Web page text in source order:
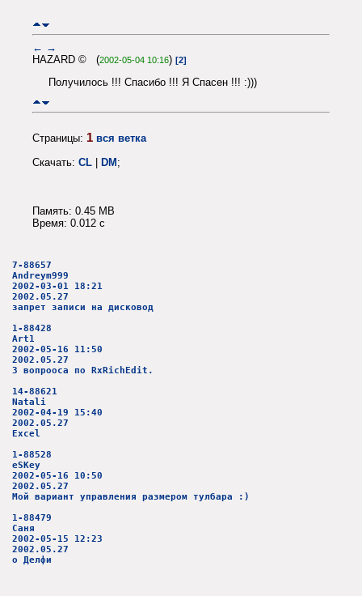
← →
HAZARD © (2002-05-04 10:16) [2]
Получилось !!! Спасибо !!! Я Спасен !!! :)))
Страницы: 1 вся ветка
Скачать: CL | DM;
Память: 0.45 MB
Время: 0.012 c
7-88657
Andreym999
2002-03-01 18:21
2002.05.27
запрет записи на дисковод
1-88428
Art1
2002-05-16 11:50
2002.05.27
3 вопрооса по RxRichEdit.
14-88621
Natali
2002-04-19 15:40
2002.05.27
Excel
1-88528
eSKey
2002-05-16 10:50
2002.05.27
Мой вариант управления размером тулбара :)
1-88479
Саня
2002-05-15 12:23
2002.05.27
о Делфи